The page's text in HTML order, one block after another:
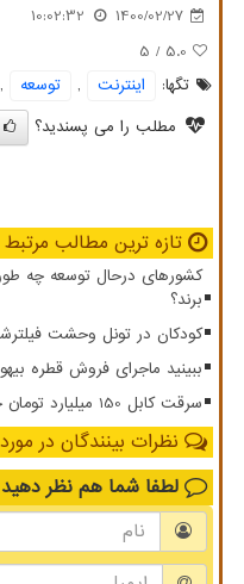
1400/02/27
10:02:32
5.0
/ 5
تگها:
اینترنت , توسعه ,
مطلب را می پسندید؟
تازه ترین مطالب مرتبط
کشورهای درحال توسعه چه
برند؟
کودکان در تونل وحشت
ببینید ماجرای فروش قطره
سرقت کابل 150 میلیارد تومان خسارت زد
نظرات بینندگان در
لطفا شما هم نظر دهید